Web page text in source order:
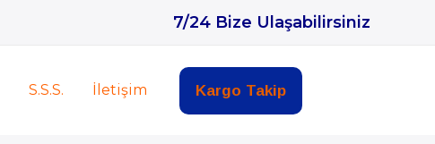
7/24 Bize Ulaşabilirsiniz
S.S.S. İletişim Kargo Takip